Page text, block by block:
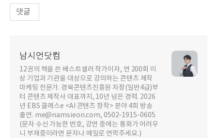
댓글
남시언닷컴
12권의 책을 쓴 베스트셀러 작가이자, 연 200회 이
상 기업과 기관을 대상으로 강의하는 콘텐츠 제작
마케팅 전문가. 경북콘텐츠진흥원 차장(일반4급)부
터 콘텐츠 제작사 대표까지, 10년 넘은 경력. 2026
년 EBS 클래스e <AI 콘텐츠 창작> 분야 4회 방송
출연. me@namsieon.com, 0502-1915-0605
(문자 수신 가능한 번호, 강연 중에는 통화가 어려우
니 부재중이라면 문자나 메일로 연락주세요.)